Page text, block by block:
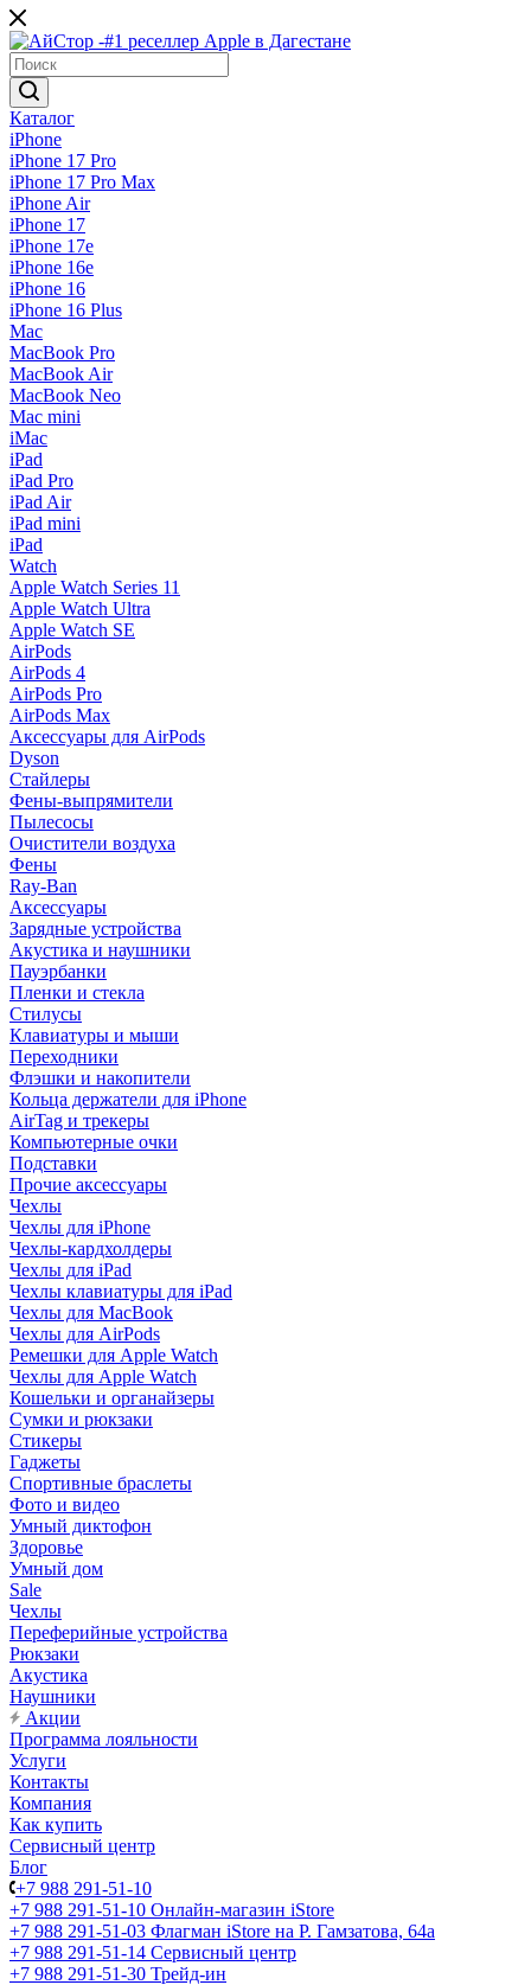
Каталог
iPhone
iPhone 17 Pro
iPhone 17 Pro Max
iPhone Air
iPhone 17
iPhone 17e
iPhone 16e
iPhone 16
iPhone 16 Plus
Mac
MacBook Pro
MacBook Air
MacBook Neo
Mac mini
iMac
iPad
iPad Pro
iPad Air
iPad mini
iPad
Watch
Apple Watch Series 11
Apple Watch Ultra
Apple Watch SE
AirPods
AirPods 4
AirPods Pro
AirPods Max
Аксессуары для AirPods
Dyson
Стайлеры
Фены-выпрямители
Пылесосы
Очистители воздуха
Фены
Ray-Ban
Аксессуары
Зарядные устройства
Акустика и наушники
Пауэрбанки
Пленки и стекла
Стилусы
Клавиатуры и мыши
Переходники
Флэшки и накопители
Кольца держатели для iPhone
AirTag и трекеры
Компьютерные очки
Подставки
Прочие аксессуары
Чехлы
Чехлы для iPhone
Чехлы-кардхолдеры
Чехлы для iPad
Чехлы клавиатуры для iPad
Чехлы для MacBook
Чехлы для AirPods
Ремешки для Apple Watch
Чехлы для Apple Watch
Кошельки и органайзеры
Сумки и рюкзаки
Стикеры
Гаджеты
Спортивные браслеты
Фото и видео
Умный диктофон
Здоровье
Умный дом
Sale
Чехлы
Переферийные устройства
Рюкзаки
Акустика
Наушники
Акции
Программа лояльности
Услуги
Контакты
Компания
Как купить
Сервисный центр
Блог
+7 988 291-51-10
+7 988 291-51-10 Онлайн-магазин iStore
+7 988 291-51-03 Флагман iStore на Р. Гамзатова, 64а
+7 988 291-51-14 Сервисный центр
+7 988 291-51-30 Трейд-ин